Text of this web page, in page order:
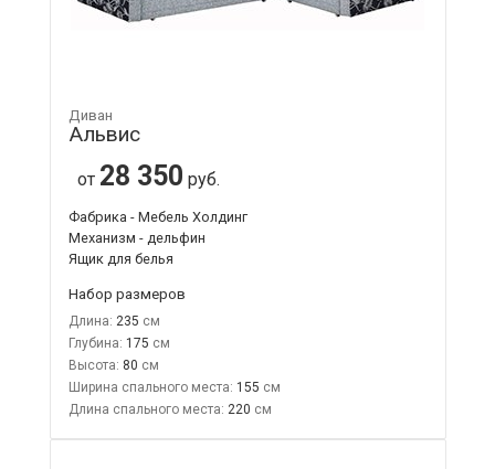
Диван
Альвис
от 28 350 руб.
Фабрика - Мебель Холдинг
Механизм - дельфин
Ящик для белья
Набор размеров
Длина: 235
Глубина: 175
Высота: 80
Ширина спального места: 155
Длина спального места: 220